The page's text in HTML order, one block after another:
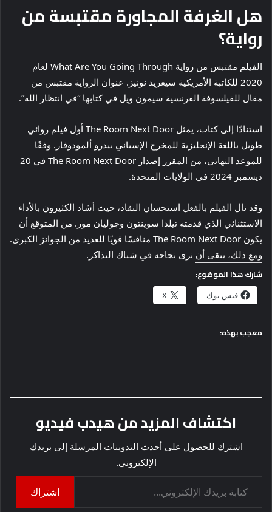
هل الغرفة المجاورة مقتبسة من
رواية؟
الفيلم مقتبس من رواية What Are You Going Through لعام
2020 للكاتبة الأمريكية سيغريد نونيز. عنوان الرواية مقتبس من
مقال للفيلسوفة الفرنسية سيمون ويل في كتابها “في انتظار الله”.
استنادًا إلى كتاب، يمثل The Room Next Door أول فيلم روائي
طويل باللغة الإنجليزية للمخرج الإسباني بيدرو ألمودوفار. وفقًا
للموعد النهائي، من المقرر إصدار The Room Next Door في 20
ديسمبر 2024 في الولايات المتحدة.
وقد نال الفيلم بالفعل استحسان النقاد، حيث أشاد الكثيرون بالأداء
الاستثنائي الذي قدمته تيلدا سوينتون وجوليان مور. من المتوقع أن
يكون The Room Next Door منافسًا قويًا للعديد من الجوائز الكبرى.
ومع ذلك، يبقى أن نرى نجاحه في شباك التذاكر.
شارك هذا الموضوع:
فيس بوك X
معجب بهذه:
اكتشاف المزيد من هيدب فيديو
اشترك للحصول على أحدث التدوينات المرسلة إلى بريدك
الإلكتروني.
اشتراك